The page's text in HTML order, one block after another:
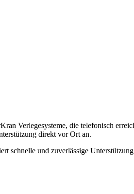
Verlegesysteme, die telefonisch
direkt vor Ort an.
schnelle und zuverlässige